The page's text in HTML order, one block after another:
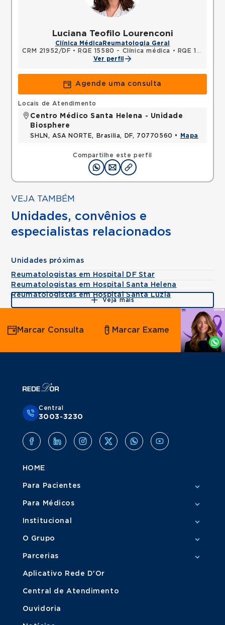
Luciana Teofilo Lourenconi
Clínica Médica Reumatologia Geral
CRM 21952/DF • RQE 15580 - Clínica médica •
RQE 17103 - Reumatologia
Ver perfil
Agende uma consulta
Compartilhe este perfil
Locais de Atendimento
Centro Médico Santa Helena - Unidade
Biosphere
SHLN, ASA NORTE, Brasilia, DF, 70770560 • Mapa
VEJA TAMBÉM
Unidades, convênios e
especialistas relacionados
Unidades próximas
Reumatologistas em Hospital DF Star
Reumatologistas em Hospital Santa Helena
Reumatologistas em Hospital Santa Luzia
Veja mais
Agende
por
Whatsapp
Marcar Consulta Marcar Exame
Central
3003-3230
HOME
Para Pacientes
Para Médicos
Institucional
O Grupo
Parcerias
Aplicativo Rede D'Or
Central de Atendimento
Ouvidoria